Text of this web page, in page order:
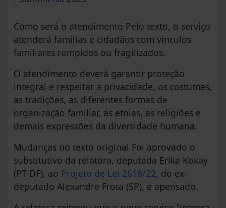
Como será o atendimento Pelo texto, o serviço
atenderá famílias e cidadãos com vínculos
familiares rompidos ou fragilizados.
O atendimento deverá garantir proteção
integral e respeitar a privacidade, os costumes,
as tradições, as diferentes formas de
organização familiar, as etnias, as religiões e
demais expressões da diversidade humana.
Mudanças no texto original Foi aprovado o
substitutivo da relatora, deputada Erika Kokay
(PT-DF), ao Projeto de Lei 2618/22, do ex-
deputado Alexandre Frota (SP), e apensado.